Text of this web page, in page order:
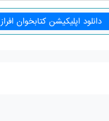
دانلود اپلیکیشن کتابخوان افراز